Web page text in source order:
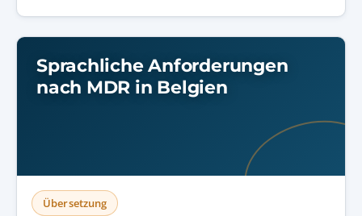
Sprachliche Anforderungen
nach MDR in Belgien
Übersetzung